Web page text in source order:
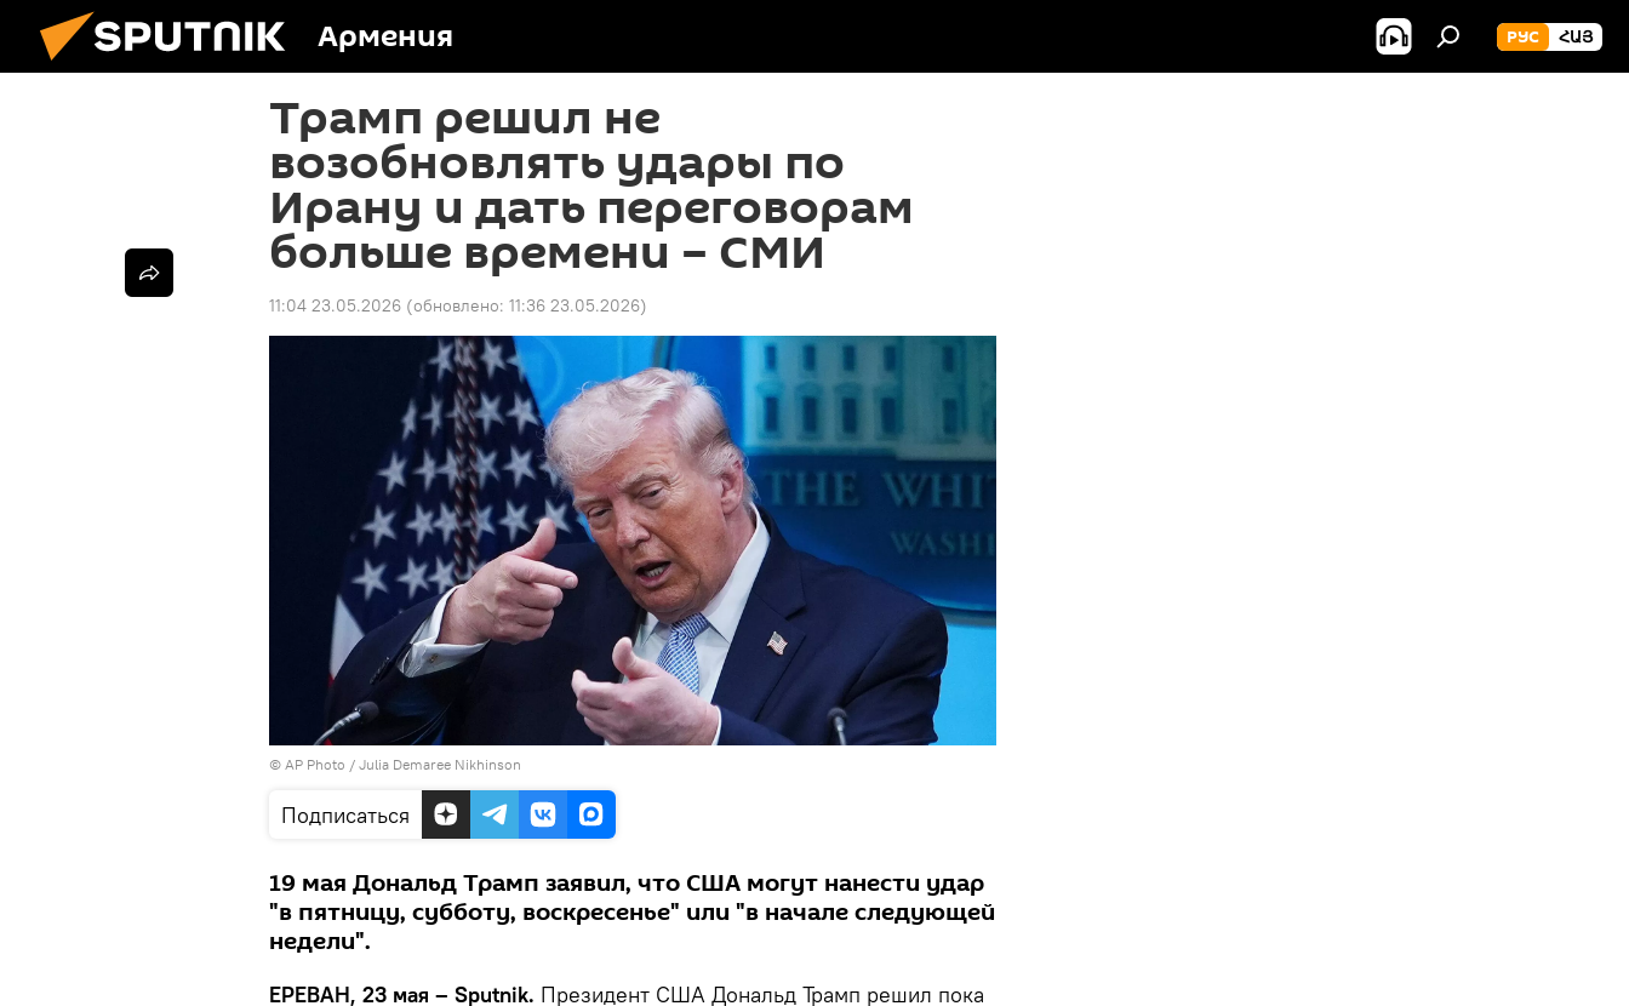
Армения РУС ՀԱՅ
Трамп решил не
возобновлять удары по
Ирану и дать переговорам
больше времени – СМИ
11:04 23.05.2026 (обновлено: 11:36 23.05.2026)
© AP Photo / Julia Demaree Nikhinson
Подписаться
19 мая Дональд Трамп заявил, что США могут нанести удар
"в пятницу, субботу, воскресенье" или "в начале следующей
недели".
ЕРЕВАН, 23 мая – Sputnik. Президент США Дональд Трамп решил пока